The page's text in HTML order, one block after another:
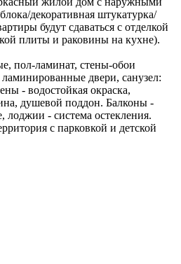
декоративная штукатурка/
будут сдаваться с отделкой
плиты и раковины на кухне).
пол-ламинат, стены-обои
двери, санузел:
- водостойкая окраска,
душевой поддон. Балконы -
лоджии - система остекления.
с парковкой и детской